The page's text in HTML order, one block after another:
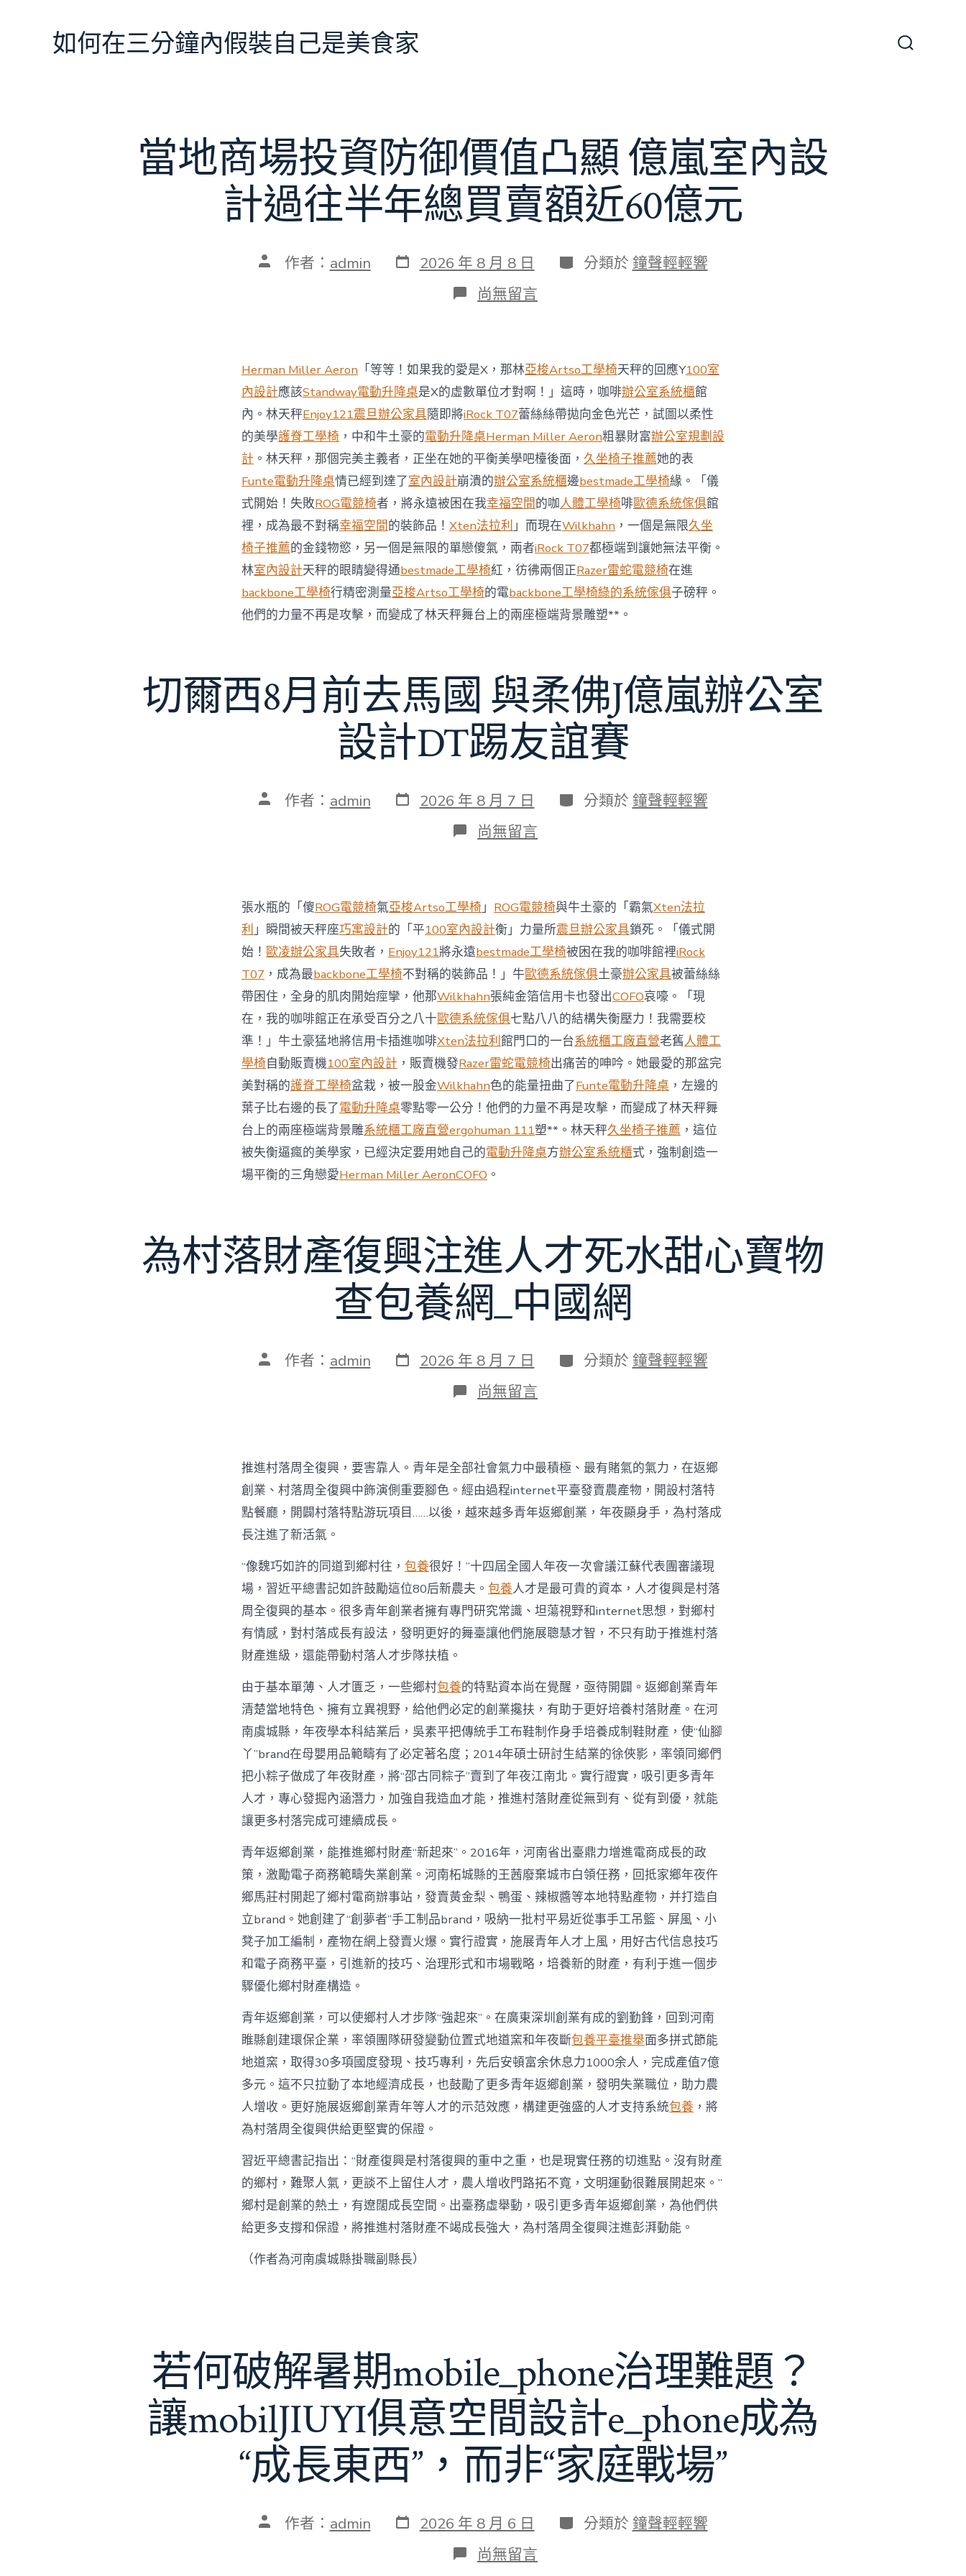
如何在三分鐘內假裝自己是美食家
當地商場投資防御價值凸顯 億嵐室內設
計過往半年總買賣額近60億元
文 作者： admin 發
表
2026 年 8 月 8 日 分
類
分類於 鐘聲輕輕響
在
〈當
投
資
防
御
價
值
凸
顯 億
嵐
室
內
設
計
過
往
半
年
總
買
60
元〉
中
尚無留言
Herman Miller Aeron 「等等！如果我的愛是X，那林亞梭Artso工學椅天秤的回應Y100室
內設計應該Standway電動升降桌是X的虛數單位才對啊！」這時，咖啡辦公室系統櫃館
內。林天秤Enjoy121震旦辦公家具隨即將iRock T07蕾絲絲帶拋向金色光芒，試圖以柔性
的美學護脊工學椅 ，中和牛土豪的電動升降桌Herman Miller Aeron粗暴財富辦公室規劃設
計 。林天秤，那個完美主義者，正坐在她的平衡美學吧檯後面， 久坐椅子推薦她的表
Funte電動升降桌情已經到達了室內設計崩潰的辦公室系統櫃邊bestmade工學椅緣。「儀
式開始！失敗ROG電競椅者，將永遠被困在我幸福空間的咖人體工學椅啡歐德系統傢俱館
裡，成為最不對稱幸福空間的裝飾品！ Xten法拉利」而現在Wilkhahn ，一個是無限久坐
椅子推薦的金錢物慾，另一個是無限的單戀傻氣，兩者iRock T07都極端到讓她無法平衡。
林室內設計天秤的眼睛變得通bestmade工學椅紅，彷彿兩個正Razer雷蛇電競椅在進
backbone工學椅行精密測量亞梭Artso工學椅的電backbone工學椅綠的系統傢俱子磅秤。
他們的力量不再是攻擊，而變成了林天秤舞台上的兩座極端背景雕塑**。
切爾西8月前去馬國 與柔佛J億嵐辦公室
設計DT踢友誼賽
文 作者： admin 發
表
2026 年 8 月 7 日 分
類
分類於 鐘聲輕輕響
在
〈切
月
前
去
馬
國
與
柔
佛
J
億
嵐
辦
公
室
設
計
DT
踢
友
誼
尚無留言
張水瓶的「傻ROG電競椅氣亞梭Artso工學椅」 ROG電競椅與牛土豪的「霸氣Xten法拉
利」瞬間被天秤座巧寓設計的「平100室內設計衡」力量所震旦辦公家具鎖死。「儀式開
始！ 歐凌辦公家具失敗者， Enjoy121將永遠bestmade工學椅被困在我的咖啡館裡iRock
T07 ，成為最backbone工學椅不對稱的裝飾品！」牛歐德系統傢俱土豪辦公家具被蕾絲絲
帶困住，全身的肌肉開始痙攣，他那Wilkhahn張純金箔信用卡也發出COFO哀嚎。「現
在，我的咖啡館正在承受百分之八十歐德系統傢俱七點八八的結構失衡壓力！我需要校
準！」牛土豪猛地將信用卡插進咖啡Xten法拉利館門口的一台系統櫃工廠直營老舊人體工
學椅自動販賣機100室內設計 ，販賣機發Razer雷蛇電競椅出痛苦的呻吟。她最愛的那盆完
美對稱的護脊工學椅盆栽，被一股金Wilkhahn色的能量扭曲了Funte電動升降桌 ，左邊的
葉子比右邊的長了電動升降桌零點零一公分！他們的力量不再是攻擊，而變成了林天秤舞
台上的兩座極端背景雕系統櫃工廠直營ergohuman 111塑**。林天秤久坐椅子推薦 ，這位
被失衡逼瘋的美學家，已經決定要用她自己的電動升降桌方辦公室系統櫃式，強制創造一
場平衡的三角戀愛Herman Miller AeronCOFO 。
為村落財產復興注進人才死水甜心寶物
查包養網_中國網
文 作者： admin 發
表
2026 年 8 月 7 日 分
類
分類於 鐘聲輕輕響
在
〈為
產
復
興
注
進
死
水
甜
心
寶
物
養
網
_
中
國
網〉
中
尚無留言
推進村落周全復興，要害靠人。青年是全部社會氣力中最積極、最有賭氣的氣力，在返鄉
創業、村落周全復興中飾演側重要腳色。經由過程internet平臺發賣農產物，開設村落特
點餐廳，開闢村落特點游玩項目……以後，越來越多青年返鄉創業，年夜顯身手，為村落成
長注進了新活氣。
“像魏巧如許的同道到鄉村往， 包養很好！”十四屆全國人年夜一次會議江蘇代表團審議現
場，習近平總書記如許鼓勵這位80后新農夫。 包養人才是最可貴的資本，人才復興是村落
周全復興的基本。很多青年創業者擁有專門研究常識、坦蕩視野和internet思想，對鄉村
有情感，對村落成長有設法，發明更好的舞臺讓他們施展聰慧才智，不只有助于推進村落
財產進級，還能帶動村落人才步隊扶植。
由于基本單薄、人才匱乏，一些鄉村包養的特點資本尚在覺醒，亟待開闢。返鄉創業青年
清楚當地特色、擁有立異視野，給他們必定的創業攙扶，有助于更好培養村落財產。在河
南虞城縣，年夜學本科結業后，吳素平把傳統手工布鞋制作身手培養成制鞋財產，使“仙腳
丫”brand在母嬰用品範疇有了必定著名度；2014年碩士研討生結業的徐俠影，率領同鄉們
把小粽子做成了年夜財產，將“邵古同粽子”賣到了年夜江南北。實行證實，吸引更多青年
人才，專心發掘內涵潛力，加強自我造血才能，推進村落財產從無到有、從有到優，就能
讓更多村落完成可連續成長。
青年返鄉創業，能推進鄉村財產“新起來”。2016年，河南省出臺鼎力增進電商成長的政
策，激勵電子商務範疇失業創業。河南柘城縣的王茜廢棄城市白領任務，回抵家鄉年夜仵
鄉馬莊村開起了鄉村電商辦事站，發賣黃金梨、鴨蛋、辣椒醬等本地特點產物，并打造自
立brand。她創建了“創夢者”手工制品brand，吸納一批村平易近從事手工吊籃、屏風、小
凳子加工編制，產物在網上發賣火爆。實行證實，施展青年人才上風，用好古代信息技巧
和電子商務平臺，引進新的技巧、治理形式和市場戰略，培養新的財產，有利于進一個步
驟優化鄉村財產構造。
青年返鄉創業，可以使鄉村人才步隊“強起來”。在廣東深圳創業有成的劉勤鋒，回到河南
睢縣創建環保企業，率領團隊研發變動位置式地道窯和年夜斷包養平臺推舉面多拼式節能
地道窯，取得30多項國度發現、技巧專利，先后安頓富余休息力1000余人，完成產值7億
多元。這不只拉動了本地經濟成長，也鼓勵了更多青年返鄉創業，發明失業職位，助力農
人增收。更好施展返鄉創業青年等人才的示范效應，構建更強盛的人才支持系統包養 ，將
為村落周全復興供給更堅實的保證。
習近平總書記指出：“財產復興是村落復興的重中之重，也是現實任務的切進點。沒有財產
的鄉村，難聚人氣，更談不上留住人才，農人增收門路拓不寬，文明運動很難展開起來。”
鄉村是創業的熱土，有遼闊成長空間。出臺務虛舉動，吸引更多青年返鄉創業，為他們供
給更多支撐和保證，將推進村落財產不竭成長強大，為村落周全復興注進彭湃動能。
（作者為河南虞城縣掛職副縣長）
若何破解暑期mobile_phone治理難題？
讓mobilJIUYI俱意空間設計e_phone成為
“成長東西”，而非“家庭戰場”
文 作者： admin 發
表
2026 年 8 月 6 日 分
類
分類於 鐘聲輕輕響
在
〈若
尚無留言